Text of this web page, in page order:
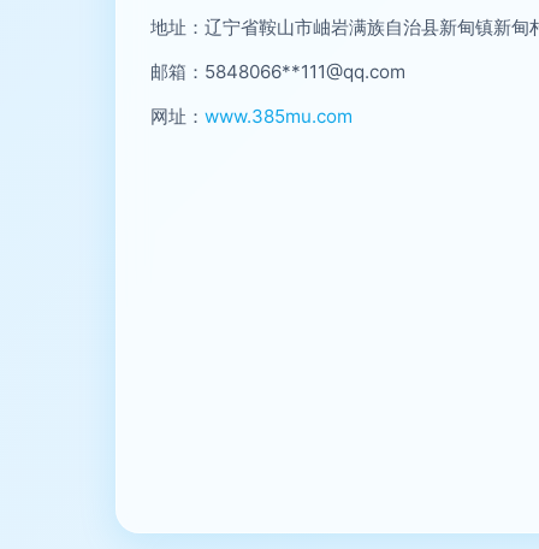
地址：辽宁省鞍山市岫岩满族自治县新甸镇新甸
邮箱：5848066**111@qq.com
网址： www.385mu.com